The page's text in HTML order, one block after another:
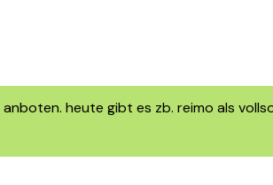
heute gibt es zb. reimo als